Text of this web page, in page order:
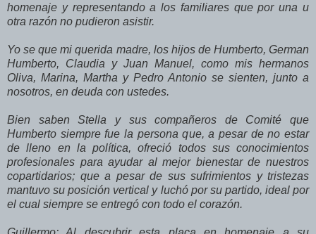
homenaje y representando a los familiares que por una u
otra razón no pudieron asistir.
Yo se que mi querida madre, los hijos de Humberto, German
Humberto, Claudia y Juan Manuel, como mis hermanos
Oliva, Marina, Martha y Pedro Antonio se sienten, junto a
nosotros, en deuda con ustedes.
Bien saben Stella y sus compañeros de Comité que
Humberto siempre fue la persona que, a pesar de no estar
de lleno en la política, ofreció todos sus conocimientos
profesionales para ayudar al mejor bienestar de nuestros
copartidarios; que a pesar de sus sufrimientos y tristezas
mantuvo su posición vertical y luchó por su partido, ideal por
el cual siempre se entregó con todo el corazón.